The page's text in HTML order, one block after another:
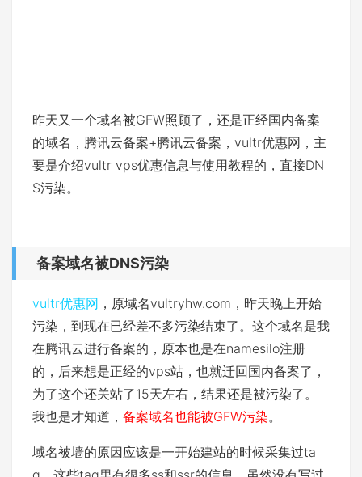
昨天又一个域名被GFW照顾了，还是正经国内备案
的域名，腾讯云备案+腾讯云备案，vultr优惠网，主
要是介绍vultr vps优惠信息与使用教程的，直接DN
S污染。
备案域名被DNS污染
vultr优惠网 ，原域名vultryhw.com，昨天晚上开始
污染，到现在已经差不多污染结束了。这个域名是我
在腾讯云进行备案的，原本也是在namesilo注册
的，后来想是正经的vps站，也就迁回国内备案了，
为了这个还关站了15天左右，结果还是被污染了。
我也是才知道， 备案域名也能被GFW污染。
域名被墙的原因应该是一开始建站的时候采集过ta